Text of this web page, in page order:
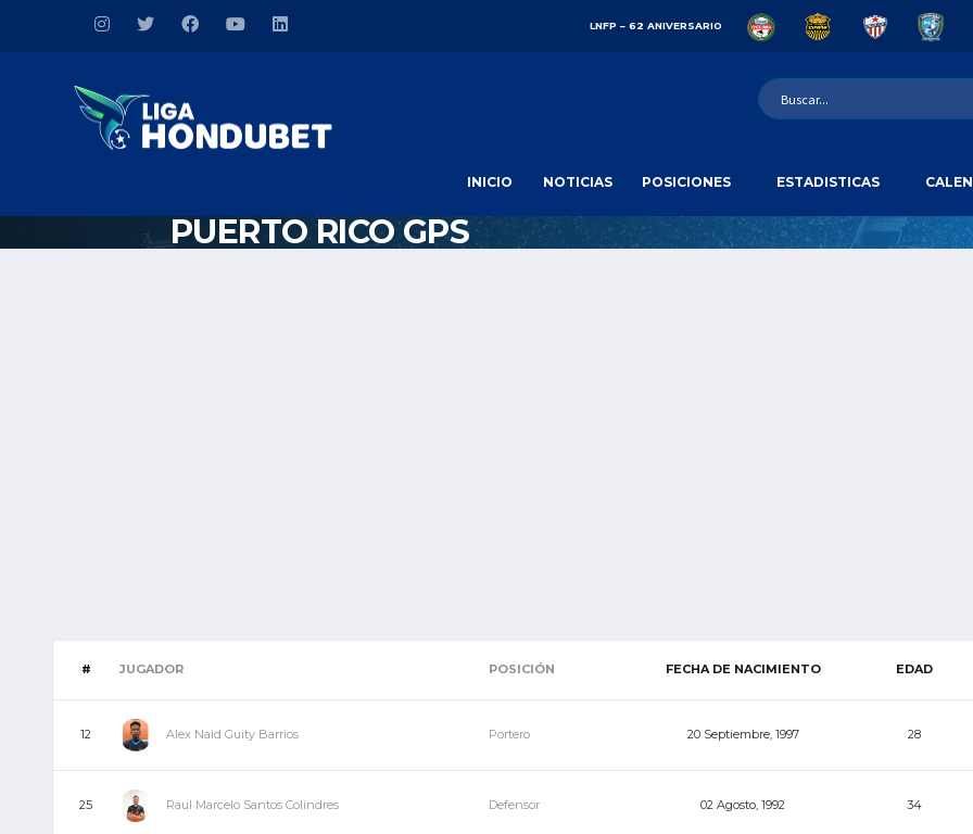
LNFP – 62 ANIVERSARIO
INICIO NOTICIAS POSICIONES ESTADISTICAS
PUERTO RICO GPS
# JUGADOR POSICIÓN FECHA DE NACIMIENTO EDAD
12 Alex Naid Guity Barrios Portero 20 Septiembre, 1997 28
25 Raul Marcelo Santos Colindres Defensor 02 Agosto, 1992 34